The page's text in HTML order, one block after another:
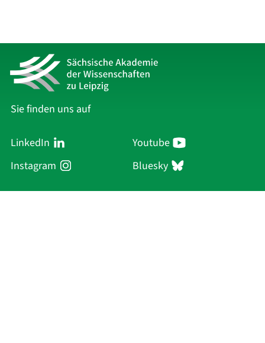
Sie finden uns auf
LinkedIn
Youtube
Instagram
Bluesky